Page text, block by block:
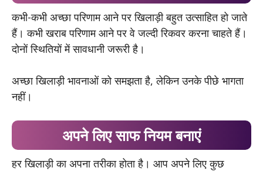
कभी-कभी अच्छा परिणाम आने पर खिलाड़ी बहुत उत्साहित हो जाते
हैं। कभी खराब परिणाम आने पर वे जल्दी रिकवर करना चाहते हैं।
दोनों स्थितियों में सावधानी जरूरी है।
अच्छा खिलाड़ी भावनाओं को समझता है, लेकिन उनके पीछे भागता
नहीं।
अपने लिए साफ नियम बनाएं
हर खिलाड़ी का अपना तरीका होता है। आप अपने लिए कुछ